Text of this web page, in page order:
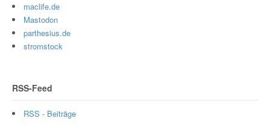
maclife.de
Mastodon
parthesius.de
stromstock
RSS-Feed
RSS - Beiträge